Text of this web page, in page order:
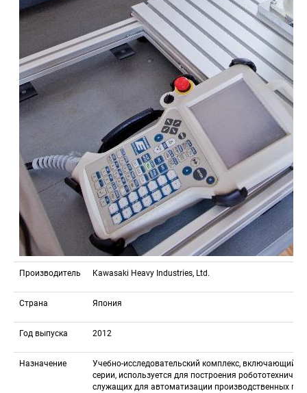
Производитель Kawasaki Heavy Industries, Ltd.
Страна Япония
Год выпуска 2012
Назначение
Учебно-исследовательский комплекс, включающий
серии, используется для построения
служащих для автоматизации производственных